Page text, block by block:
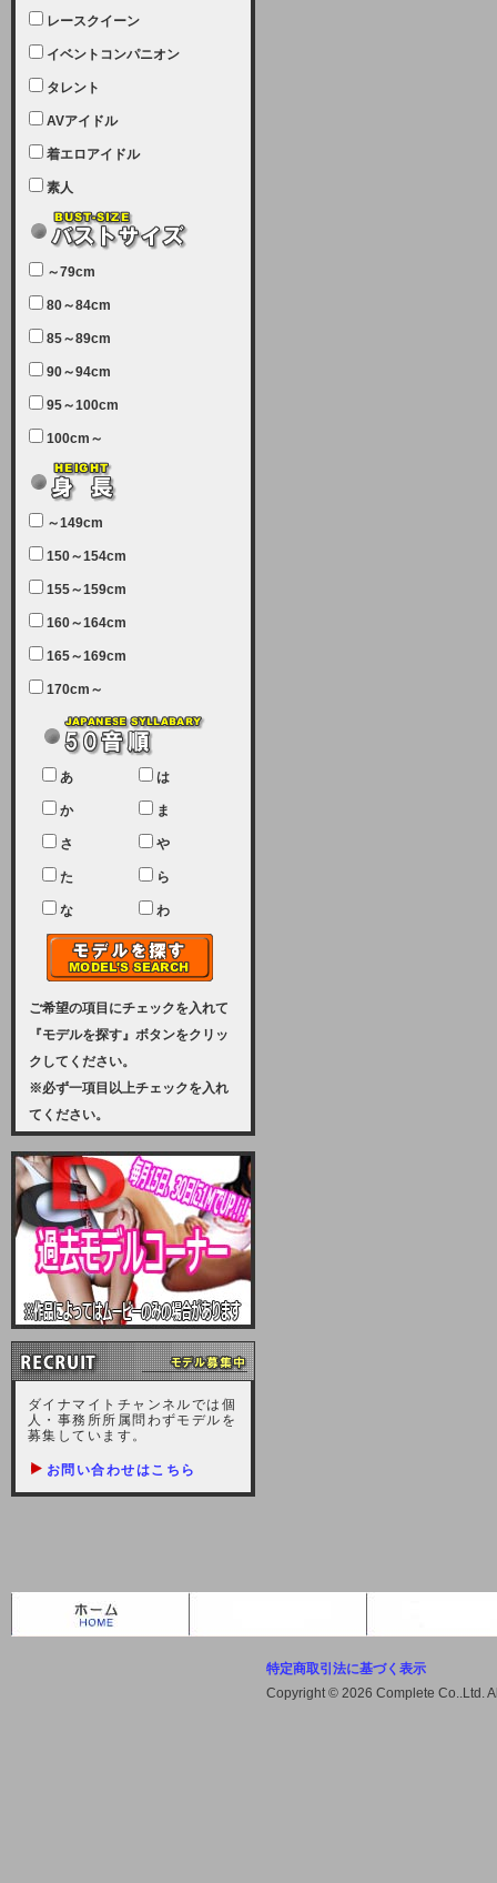
ら午前11：00（予定）でサーバー
メンテナンスを実施します。ユーザ
ー様にはご迷惑をおかけしますがご
理解いただけます様、宜しくお願い
致します。
2025-07-05 (土)
【サーバーメンテナンス完了のお知
本日、サーバーメンテナンスのため
ユーザー様には大変ご迷惑をおかけ
しました。無事、メンテナンスが完
致します。
2025-06-11 (水)
【サーバーメンテナンス実施につい
7月5日（土曜日）午前7：00から午
テナンスを実施します。ユーザー様
にはご迷惑をおかけしますがご理解
いただけます様、宜しくお願い致し
【クレジットカード決済について
②】
現在、クレジットカード決済はJCB
のみになっております。大変ご迷惑
キャシュでの決済は可能ですので、
宜しくお願い致します。
2024-02-23 (金)
【クレジットカード決済について】
只今、クレジットカード会社の都合
により決済ができない状況です。
ユーザー様には、大変ご迷惑をおか
けいたしまして申し訳ございませ
ん。
2023-08-31 (木)
【サーバーメンテナンス実施のお知
らせ】
2023年 9月10日（日曜日）午前8：
サーバーメンテナンスを実施いたし
ます。その為、アクセスはできませ
ますが、ご理解の程を宜しくお願い
致します。
2022-09-01 (木)
【サーバーメンテナンスのお知ら
せ】
9月10日（土曜日）AM6：00から
AM8：00（予定）サーバーメンテ
ナンスを致します。ご迷惑をおかけ
しますが、宜しくお願い致します。
2021-10-22 (金)
2021/10/7に起きました地震によ
不安定な状況もあります。会員様に
は、ご不便をお掛けしますが宜しく
レースクイーン
イベントコンパニオン
タレント
AVアイドル
着エロアイドル
素人
～79cm
80～84cm
85～89cm
90～94cm
95～100cm
100cm～
～149cm
150～154cm
155～159cm
160～164cm
165～169cm
170cm～
あ は
か ま
さ や
た ら
な わ
ご希望の項目にチェックを入れて
『モデルを探す』ボタンをクリッ
クしてください。
※必ず一項目以上チェックを入れ
てください。
ダイナマイトチャンネルでは個
人・事務所所属問わずモデルを
募集しています。
お問い合わせはこちら
特定商取引法に基づく表示
Copyright © 2026 Complete Co..Ltd.